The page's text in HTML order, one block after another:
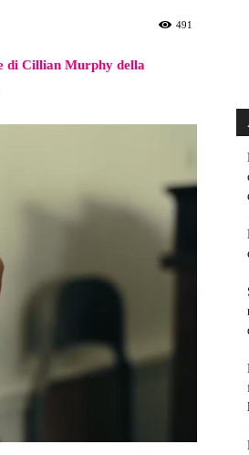
491
di Cillian Murphy della